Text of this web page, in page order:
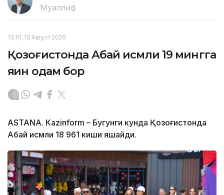
Муаллиф
13:10, 10 Август 2026
Қозоғистонда Абай исмли 19 мингга
яқин одам бор
ASTANА. Кazinform – Бугунги кунда Қозоғистонда
Абай исмли 18 961 киши яшайди.